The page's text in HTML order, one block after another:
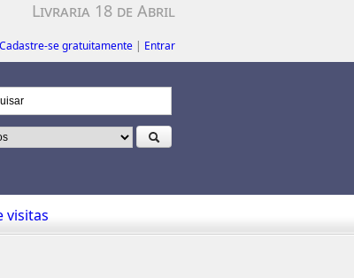
Livraria 18 de Abril
Cadastre-se gratuitamente | Entrar
visitas